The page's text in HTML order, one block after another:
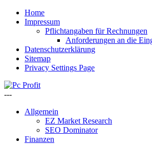
Home
Impressum
Pflichtangaben für Rechnungen
Anforderungen an die
Datenschutzerklärung
Sitemap
Privacy Settings Page
---
Allgemein
EZ Market Research
SEO Dominator
Finanzen